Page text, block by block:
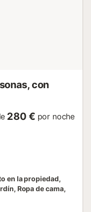
con
280 € por noche
en la propiedad,
Ropa de cama,